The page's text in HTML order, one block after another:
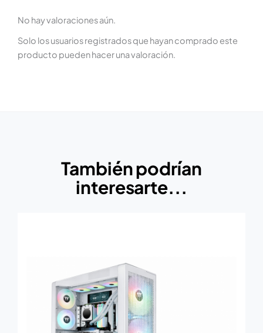
No hay valoraciones aún.
Solo los usuarios registrados que hayan comprado este
producto pueden hacer una valoración.
También podrían
interesarte...